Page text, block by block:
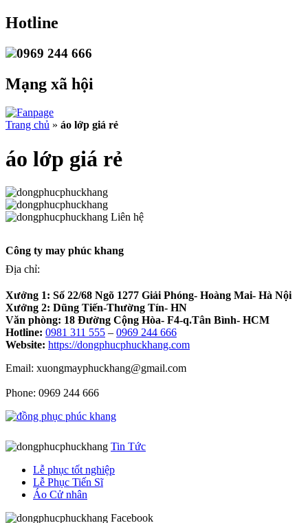
Hotline
0969 244 666
Mạng xã hội
Trang chủ » áo lớp giá rẻ
áo lớp giá rẻ
Liên hệ
Công ty may phúc khang
Địa chỉ:
Xưởng 1: Số 22/68 Ngõ 1277 Giải Phóng- Hoàng Mai- Hà Nội
Xưởng 2: Dũng Tiến-Thường Tín- HN
Văn phòng: 18 Đường Cộng Hòa- F4-q.Tân Bình- HCM
Hotline: 0981 311 555 – 0969 244 666
Website: https://dongphucphuckhang.com
Email: xuongmayphuckhang@gmail.com
Phone: 0969 244 666
Tin Tức
Lễ phục tốt nghiệp
Lễ Phục Tiến Sĩ
Áo Cử nhân
Facebook